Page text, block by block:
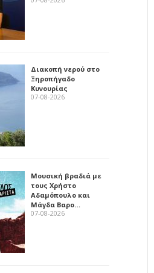
Διακοπή νερού στο
Ξηροπήγαδο
Κυνουρίας
07-08-2026
Μουσική βραδιά με
τους Χρήστο
Αδαμόπουλο και
Μάγδα Βαρο…
07-08-2026